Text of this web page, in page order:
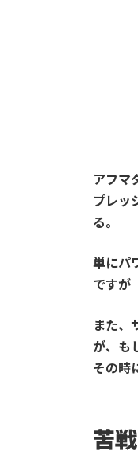
アフマ
プレッ
る。
単にパ
ですが
また、
が、も
その時
苦